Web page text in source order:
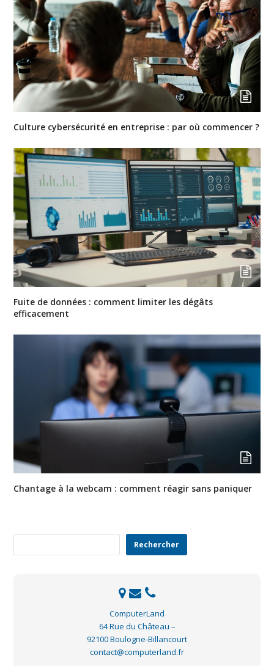
Culture cybersécurité en entreprise : par où commencer ?
Fuite de données : comment limiter les dégâts
efficacement
Chantage à la webcam : comment réagir sans paniquer
Rechercher
ComputerLand
64 Rue du Château –
92100 Boulogne-Billancourt
contact@computerland.fr